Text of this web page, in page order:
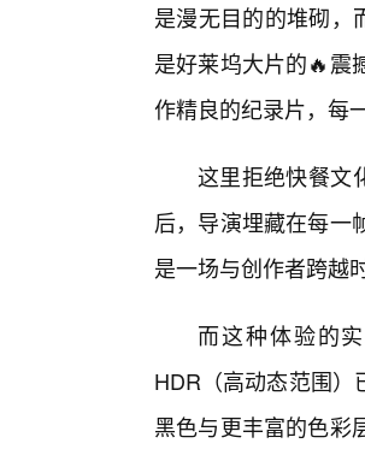
是漫无目的的堆砌，
是好莱坞大片的🔥震
作精良的纪录片，每
这里拒绝快餐文
后，导演埋藏在每一
是一场与创作者跨越
而这种体验的
HDR（高动态范围
黑色与更丰富的色彩